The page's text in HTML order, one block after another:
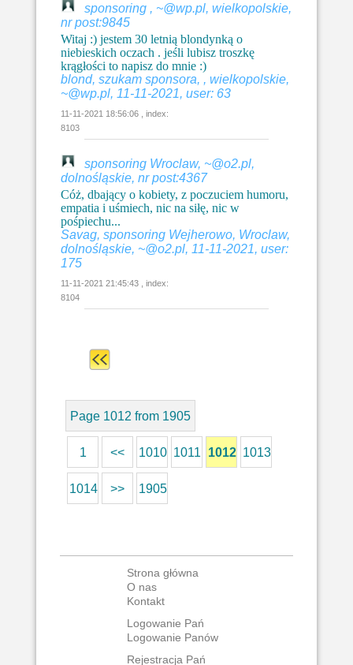
sponsoring , ~@wp.pl, wielkopolskie,
nr post:9845
Witaj :) jestem 30 letnią blondynką o
niebieskich oczach . jeśli lubisz troszkę
krągłości to napisz do mnie :)
blond, szukam sponsora, , wielkopolskie,
~@wp.pl, 11-11-2021, user: 63
11-11-2021 18:56:06 , index:
8103
sponsoring Wroclaw, ~@o2.pl,
dolnośląskie, nr post:4367
Cóż, dbający o kobiety, z poczuciem humoru,
empatia i uśmiech, nic na siłę, nic w
pośpiechu...
Savag, sponsoring Wejherowo, Wroclaw,
dolnośląskie, ~@o2.pl, 11-11-2021, user:
175
11-11-2021 21:45:43 , index:
8104
Page 1012 from 1905
1 << 1010 1011 1012 1013
1014 >> 1905
Strona główna
O nas
Kontakt
Logowanie Pań
Logowanie Panów
Rejestracja Pań